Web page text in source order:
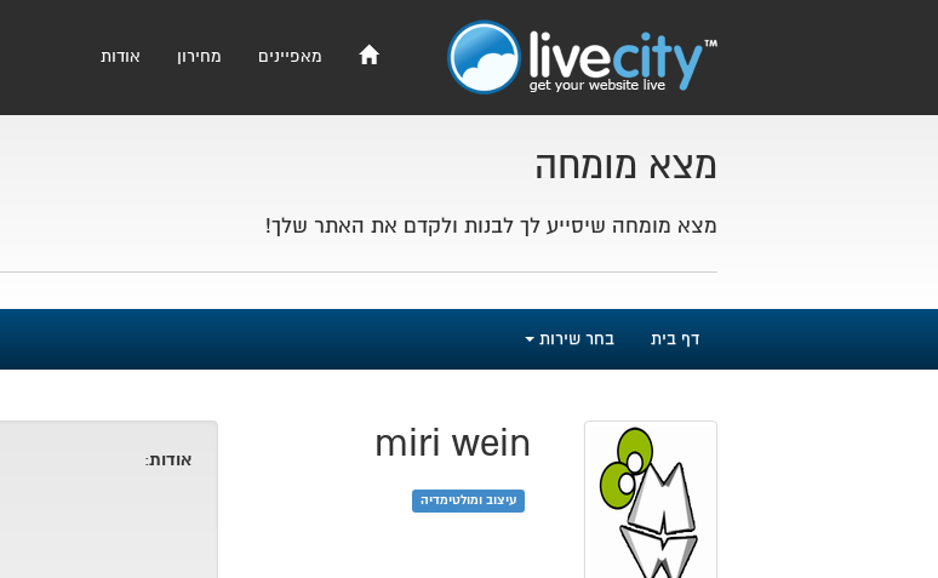
מאפיינים מחירון אודות
מצא מומחה
מצא מומחה שיסייע לך לבנות ולקדם את האתר שלך!
דף בית בחר שירות
miri wein
עיצוב ומולטימדיה
אודות: